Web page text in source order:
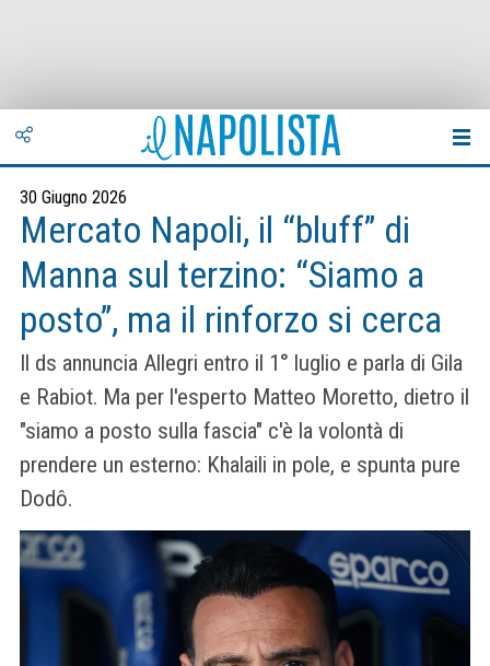
30 Giugno 2026
Mercato Napoli, il “bluff” di
Manna sul terzino: “Siamo a
posto”, ma il rinforzo si cerca
Il ds annuncia Allegri entro il 1° luglio e parla di Gila
e Rabiot. Ma per l'esperto Matteo Moretto, dietro il
"siamo a posto sulla fascia" c'è la volontà di
prendere un esterno: Khalaili in pole, e spunta pure
Dodô.